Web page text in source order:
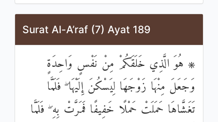
Surat Al-A’raf (7) Ayat 189
۞ هُوَ الَّذِي خَلَقَكُمْ مِنْ نَفْسٍ وَاحِدَةٍ
وَجَعَلَ مِنْهَا زَوْجَهَا لِيَسْكُنَ إِلَيْهَا ۖ فَلَمَّا
تَغَشَّاهَا حَمَلَتْ حَمْلًا خَفِيفًا فَمَرَّتْ بِهِ ۖ فَلَمَّا